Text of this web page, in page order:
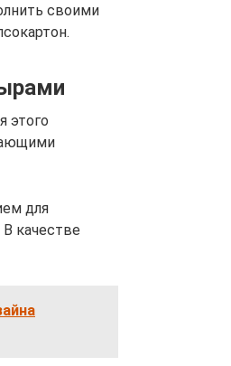
своими
этого
для
качестве